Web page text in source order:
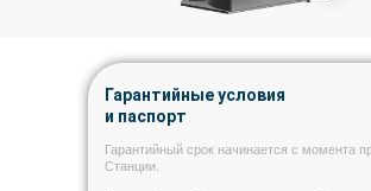
Гарантийные условия
и паспорт
Гарантийный срок начинается с момента
Станции.